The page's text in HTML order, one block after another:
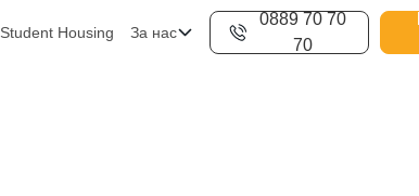
Student Housing За нас
0889 70 70
70